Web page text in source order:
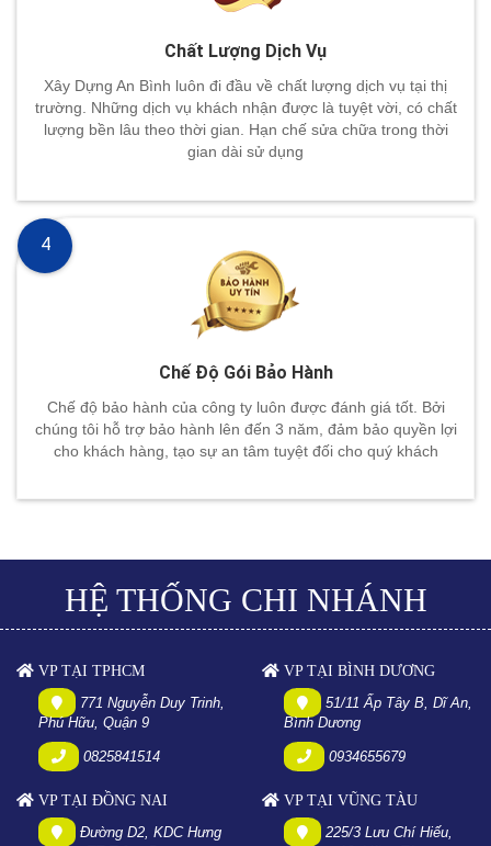
Chất Lượng Dịch Vụ
Xây Dựng An Bình luôn đi đầu về chất lượng dịch vụ tại thị
trường. Những dịch vụ khách nhận được là tuyệt vời, có chất
lượng bền lâu theo thời gian. Hạn chế sửa chữa trong thời
gian dài sử dụng
Chế Độ Gói Bảo Hành
Chế độ bảo hành của công ty luôn được đánh giá tốt. Bởi
chúng tôi hỗ trợ bảo hành lên đến 3 năm, đảm bảo quyền lợi
cho khách hàng, tạo sự an tâm tuyệt đối cho quý khách
4
HỆ THỐNG CHI NHÁNH
VP TẠI TPHCM
771 Nguyễn Duy Trinh,
Phú Hữu, Quận 9
0825841514
VP TẠI BÌNH DƯƠNG
51/11 Ấp Tây B, Dĩ An,
Bình Dương
0934655679
VP TẠI ĐỒNG NAI
Đường D2, KDC Hưng
VP TẠI VŨNG TÀU
225/3 Lưu Chí Hiếu,